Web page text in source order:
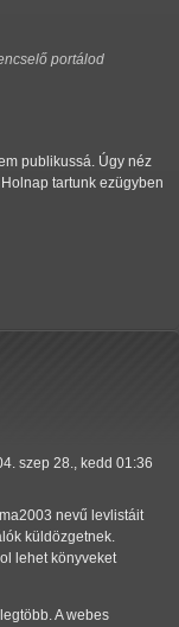
portálod
publikussá. Úgy néz
tartunk ezügyben
szep 28., kedd 01:36
nevű levlistáit
küldözgetnek.
lehet könyveket
A webes